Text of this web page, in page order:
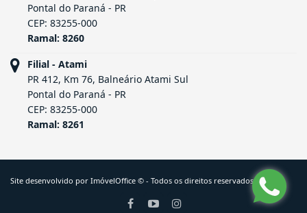
Pontal do Paraná - PR
CEP: 83255-000
Ramal: 8260
Filial - Atami
PR 412, Km 76, Balneário Atami Sul
Pontal do Paraná - PR
CEP: 83255-000
Ramal: 8261
Site desenvolvido por ImóvelOffice © - Todos os direitos reservados